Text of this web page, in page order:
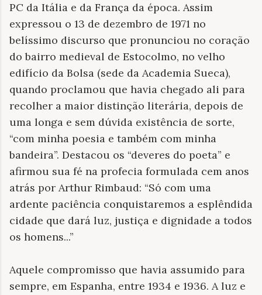
PC da Itália e da França da época. Assim
expressou o 13 de dezembro de 1971 no
belíssimo discurso que pronunciou no coração
do bairro medieval de Estocolmo, no velho
edifício da Bolsa (sede da Academia Sueca),
quando proclamou que havia chegado ali para
recolher a maior distinção literária, depois de
uma longa e sem dúvida existência de sorte,
“com minha poesia e também com minha
bandeira”. Destacou os “deveres do poeta” e
afirmou sua fé na profecia formulada cem anos
atrás por Arthur Rimbaud: “Só com uma
ardente paciência conquistaremos a esplêndida
cidade que dará luz, justiça e dignidade a todos
os homens...”
Aquele compromisso que havia assumido para
sempre, em Espanha, entre 1934 e 1936. A luz e